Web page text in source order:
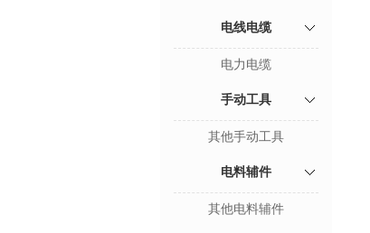
电线电缆
电力电缆
手动工具
其他手动工具
电料辅件
其他电料辅件